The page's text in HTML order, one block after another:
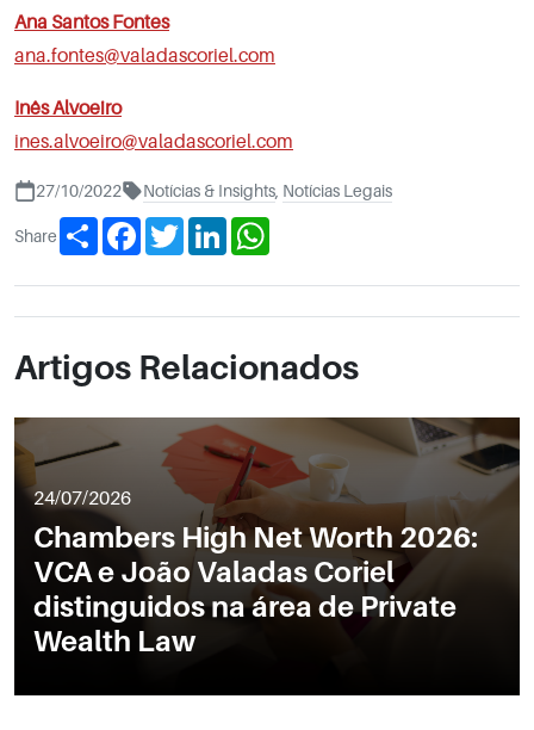
Ana Santos Fontes
ana.fontes@valadascoriel.com
Inês Alvoeiro
ines.alvoeiro@valadascoriel.com
27/10/2022 Notícias & Insights Notícias Legais
Share Share FacebookTwitterLinkedIn
Artigos Relacionados
24/07/2026
Chambers High Net Worth 2026:
VCA e João Valadas Coriel
distinguidos na área de Private
Wealth Law